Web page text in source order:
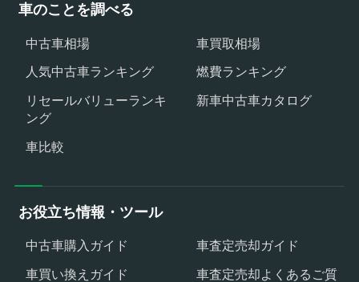
車のことを調べる
中古車相場
車買取相場
人気中古車ランキング
燃費ランキング
リセールバリューランキ
ング
新車中古車カタログ
車比較
お役立ち情報・ツール
中古車購入ガイド
車査定売却ガイド
車買い換えガイド
車査定売却よくあるご質